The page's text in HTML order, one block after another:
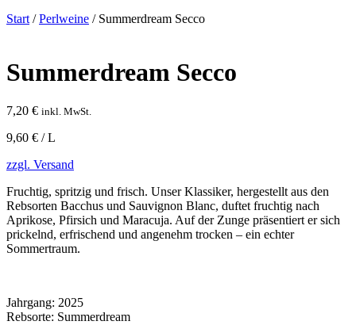
Start/Perlweine / Summerdream Secco
Summerdream Secco
7,20 € inkl. MwSt.
9,60 € / L
zzgl. Versand
Fruchtig, spritzig und frisch. Unser Klassiker, hergestellt aus den
Rebsorten Bacchus und Sauvignon Blanc, duftet fruchtig nach
Aprikose, Pfirsich und Maracuja. Auf der Zunge präsentiert er sich
prickelnd, erfrischend und angenehm trocken – ein echter
Sommertraum.
Jahrgang: 2025
Rebsorte: Summerdream